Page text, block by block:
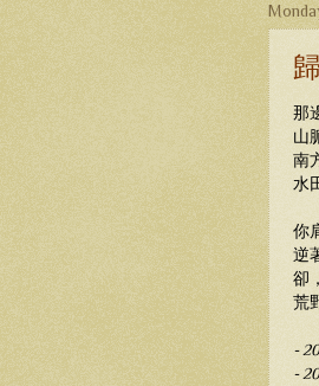
那
山
南
水
你
逆
卻
荒
-
-